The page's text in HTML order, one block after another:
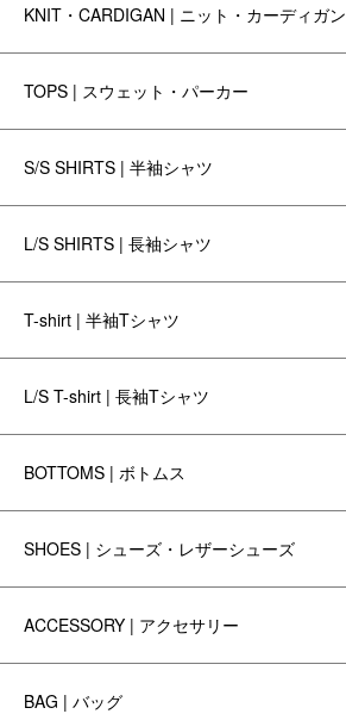
KNIT・CARDIGAN | ニット・カーディガン
TOPS | スウェット・パーカー
S/S SHIRTS | 半袖シャツ
L/S SHIRTS | 長袖シャツ
T-shirt | 半袖Tシャツ
L/S T-shirt | 長袖Tシャツ
BOTTOMS | ボトムス
SHOES | シューズ・レザーシューズ
ACCESSORY | アクセサリー
BAG | バッグ